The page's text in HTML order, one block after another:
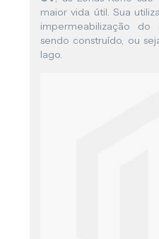
maior vida útil. Sua
impermeabilização
sendo construído, ou
lago.